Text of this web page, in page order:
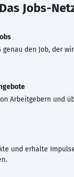
Jobs-
genau den Job, der
Arbeitgebern und
und erhalte